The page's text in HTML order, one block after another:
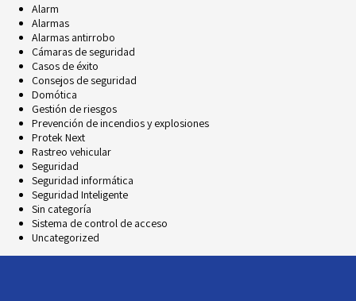
Alarm
Alarmas
Alarmas antirrobo
Cámaras de seguridad
Casos de éxito
Consejos de seguridad
Domótica
Gestión de riesgos
Prevención de incendios y explosiones
Protek Next
Rastreo vehicular
Seguridad
Seguridad informática
Seguridad Inteligente
Sin categoría
Sistema de control de acceso
Uncategorized